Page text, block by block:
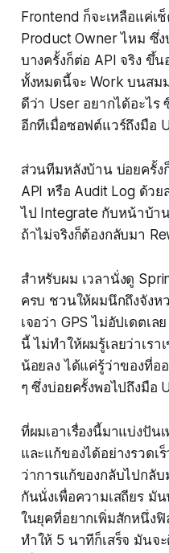
Frontend ก็จะเหลือแค่เ
Product Owner ไหม ซึ่
บางครั้งก็ต่อ API จริง ขึ้
ทั้งหมดนี้จะ Work บนสม
ดีว่า User อยากได้อะไร
อีกทีเมื่อซอฟต์แวร์ถึงมือ
ส่วนทีมหลังบ้าน บ่อยครั้ง
API หรือ Audit Log ด้ว
ไป Integrate กับหน้าบ้า
ถ้าไม่จริงก็ต้องกลับมา
สำหรับผม เวลานั่งดู
ครบ ชวนให้ผมนึกถึงจังห
เจอว่า GPS ไม่อัปเดตเล
นี้ ไม่ทำให้ผมรู้เลยว่าเร
น้อยลง ได้แค่รู้ว่าของที่อ
ๆ ซึ่งบ่อยครั้งพอไปถึงมือ
ที่ผมเอาเรื่องนี้มาแบ่งปัน
และแก้ของได้อย่างรวดเ
ว่าการแก้ของกลับไปกลั
กันนั่งเพื่อความเสถียร มั
ในยุคที่อยากเพิ่มสักหนึ่งฟิ
ทำให้ 5 นาทีก็เสร็จ มันจ